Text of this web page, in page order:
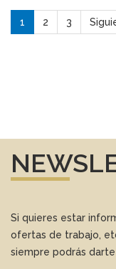
1 2 3
Si quieres estar
ofertas de trabajo,
siempre podrás